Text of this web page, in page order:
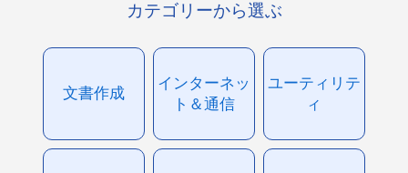
カテゴリーから選ぶ
文書作成
インターネッ
ト＆通信
ユーティリテ
ィ